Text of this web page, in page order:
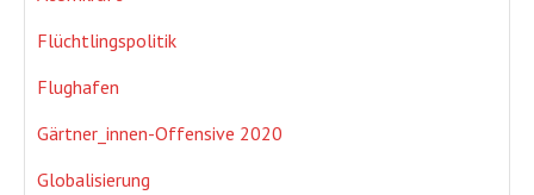
Flüchtlingspolitik
Flughafen
Gärtner_innen-Offensive 2020
Globalisierung